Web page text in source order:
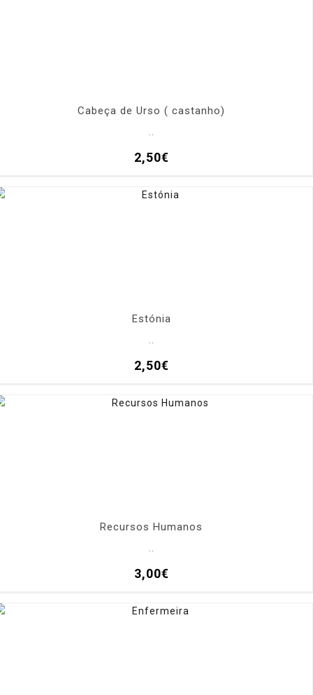
Cabeça de Urso ( castanho)
2,50€
Estónia
2,50€
Recursos Humanos
3,00€